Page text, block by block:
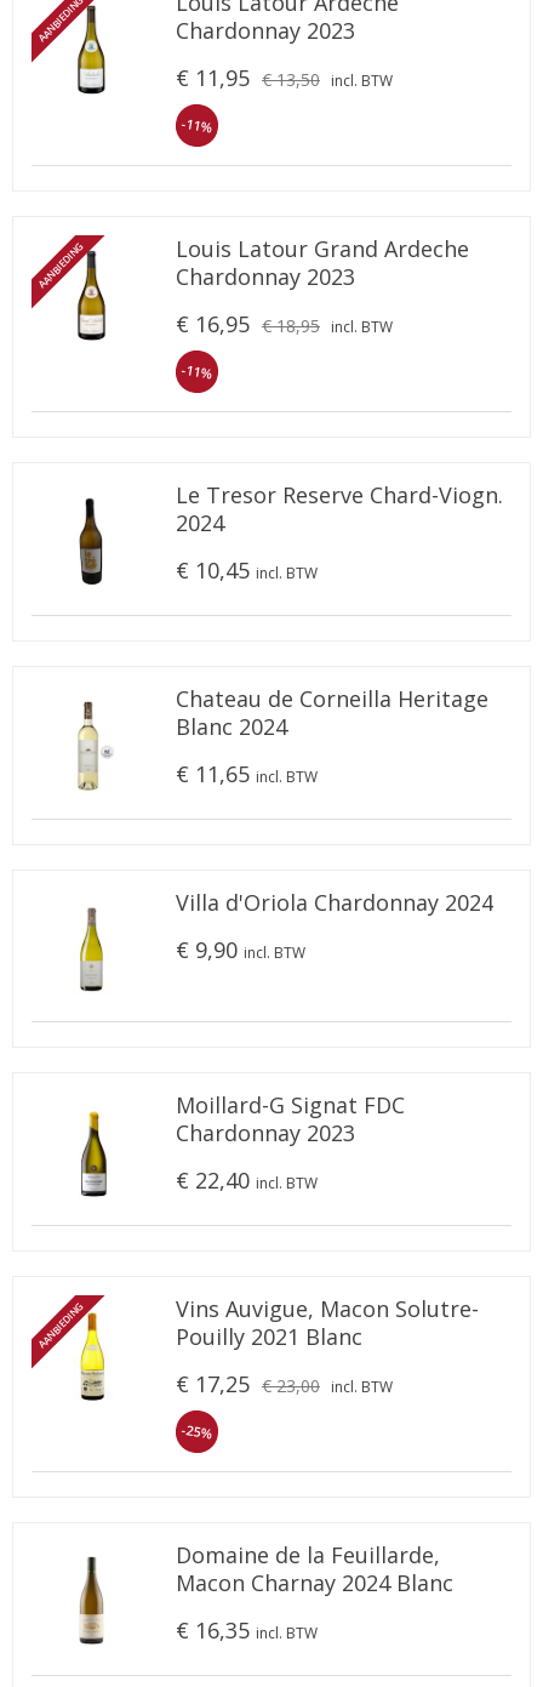
AANBIEDING
Chardonnay 2023
€ 11,95 € 13,50 incl. BTW
-11%
AANBIEDING
Louis Latour Grand Ardeche
Chardonnay 2023
€ 16,95 € 18,95 incl. BTW
-11%
Le Tresor Reserve Chard-Viogn.
2024
€ 10,45 incl. BTW
Chateau de Corneilla Heritage
Blanc 2024
€ 11,65 incl. BTW
Villa d'Oriola Chardonnay 2024
€ 9,90 incl. BTW
Moillard-G Signat FDC
Chardonnay 2023
€ 22,40 incl. BTW
AANBIEDING
Vins Auvigue, Macon Solutre-
Pouilly 2021 Blanc
€ 17,25 € 23,00 incl. BTW
-25%
Domaine de la Feuillarde,
Macon Charnay 2024 Blanc
€ 16,35 incl. BTW